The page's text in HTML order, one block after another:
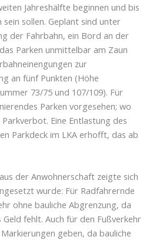
Jahreshälfte beginnen und bis
sein sollen. Geplant sind unter
der Fahrbahn, ein Bord an der
Parken unmittelbar am Zaun
zur
an fünf Punkten (Höhe
73/75 und 107/109). Für
Parken vorgesehen; wo
Eine Entlastung des
Parkdeck im LKA erhofft, das ab
der Anwohnerschaft zeigte sich
wurde: Für Radfahrernde
ohne bauliche Abgrenzung, da
fehlt. Auch für den Fußverkehr
geben, da bauliche